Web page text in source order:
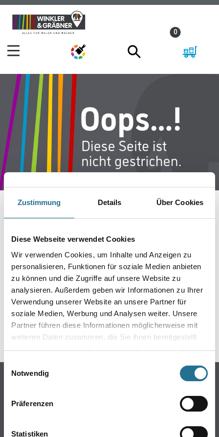
Zustimmung Details Über Cookies
Diese Webseite verwendet Cookies
Wir verwenden Cookies, um Inhalte und Anzeigen zu
personalisieren, Funktionen für soziale Medien anbieten
zu können und die Zugriffe auf unsere Website zu
analysieren. Außerdem geben wir Informationen zu Ihrer
Verwendung unserer Website an unsere Partner für
soziale Medien, Werbung und Analysen weiter. Unsere
Partner führen diese Informationen möglicherweise mit
weiteren Daten zusammen, die Sie ihnen bereitgestellt
haben oder die sie im Rahmen Ihrer Nutzung der Dienste
Einwilligungsauswahl
Notwendig
Präferenzen
Statistiken
Zum
Inhalt
Zum
Navigationsmenü
0
IST AUFGETRETEN
Keine Sorge, wir pinseln schon an der Lösung und
werden das Problem so schnell wie möglich beheben.
Erkunden Sie in der Zwischenzeit unseren Online-Shop
und lassen Sie sich inspirieren.
ZURÜCK ZUM ONLINE-SHOP
Online-Shop